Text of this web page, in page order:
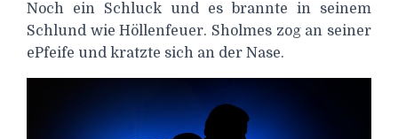
Noch ein Schluck und es brannte in seinem
Schlund wie Höllenfeuer. Sholmes zog an seiner
ePfeife und kratzte sich an der Nase.